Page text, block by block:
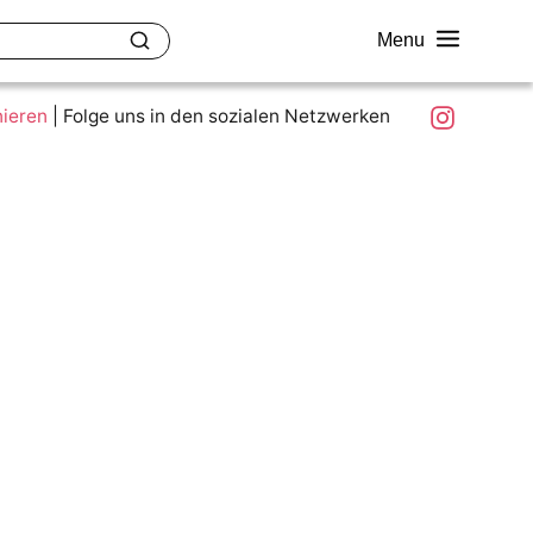
Menu
Was ist colour.education?
Ziele und Mitmachen
Folge uns in den sozialen Netzwerken Instagram